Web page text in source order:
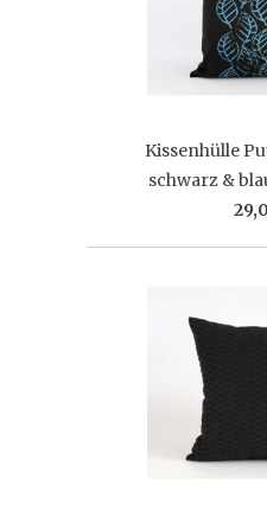
Kissenhülle
schwarz &